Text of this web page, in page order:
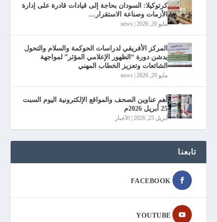
كرتوكيلا: السودان بحاجة إلى قيادات قادرة على إدارة
الأزمات وصناعة الاستقرار…
مايو 20, 2026 |
news
المركز الأفريقي لدراسات الحوكمة والسلام والتحول
يدشن دورة “الظهور الإعلامي المؤثر” لمواجهة
الشائعات وتعزيز الخطاب المهني
مايو 20, 2026 |
news
أهم عناوين الصحف والمواقع الإلكترونية اليوم السبت
25 أبريل 2026م
أبريل 25, 2026 | الأخبار
تابعنا
FACEBOOK
YOUTUBE